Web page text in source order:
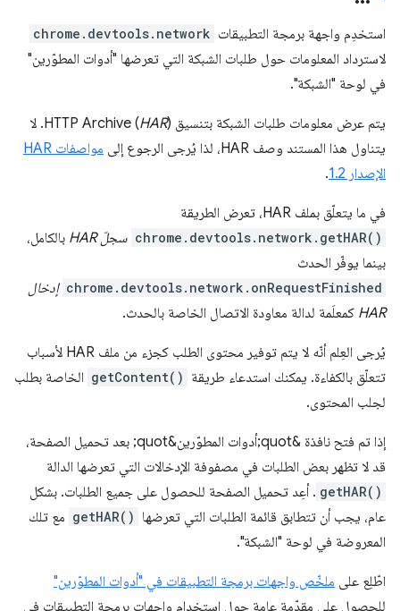
استخدِم واجهة برمجة التطبيقات chrome.devtools.network
لاسترداد المعلومات حول طلبات الشبكة التي تعرضها "أدوات المطوّرين"
في لوحة "الشبكة".
يتم عرض معلومات طلبات الشبكة بتنسيق HTTP Archive ( HAR
). لا
يتناول هذا المستند وصف HAR، لذا يُرجى الرجوع إلى
مواصفات HAR
الإصدار 1.2
.
في ما يتعلّق بملف HAR، تعرض الطريقة
chrome.devtools.network.getHAR() سجلّ HAR
بالكامل،
بينما يوفّر الحدث
chrome.devtools.network.onRequestFinished إدخال
HAR كمعلَمة لدالة معاودة الاتصال الخاصة بالحدث.
يُرجى العِلم أنّه لا يتم توفير محتوى الطلب كجزء من ملف HAR لأسباب
تتعلّق بالكفاءة. يمكنك استدعاء طريقة getContent() الخاصة بطلب
لجلب المحتوى.
إذا تم فتح نافذة &quot;أدوات المطوّرين&quot; بعد تحميل الصفحة،
قد لا تظهر بعض الطلبات في مصفوفة الإدخالات التي تعرضها الدالة
getHAR() . أعِد تحميل الصفحة للحصول على جميع الطلبات. بشكل
عام، يجب أن تتطابق قائمة الطلبات التي تعرضها getHAR() مع تلك
المعروضة في لوحة "الشبكة".
اطّلِع على ملخّص واجهات برمجة التطبيقات في "أدوات المطوّرين"
للحصول على مقدّمة عامة حول استخدام واجهات برمجة التطبيقات في